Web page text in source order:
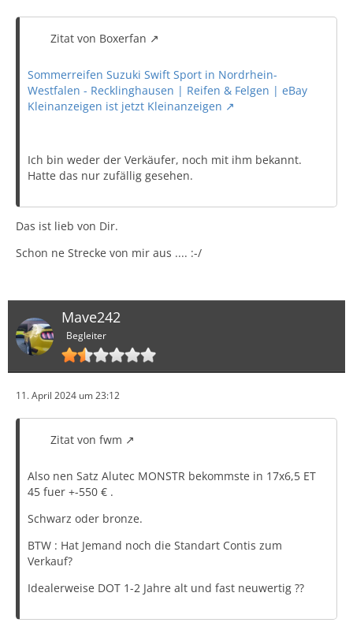
Zitat von Boxerfan
Sommerreifen Suzuki Swift Sport in Nordrhein-
Westfalen - Recklinghausen | Reifen & Felgen | eBay
Kleinanzeigen ist jetzt Kleinanzeigen
Ich bin weder der Verkäufer, noch mit ihm bekannt.
Hatte das nur zufällig gesehen.
Das ist lieb von Dir.
Schon ne Strecke von mir aus .... :-/
Mave242
Begleiter
11. April 2024 um 23:12
Zitat von fwm
Also nen Satz Alutec MONSTR bekommste in 17x6,5 ET
45 fuer +-550 € .
Schwarz oder bronze.
BTW : Hat Jemand noch die Standart Contis zum
Verkauf?
Idealerweise DOT 1-2 Jahre alt und fast neuwertig ??